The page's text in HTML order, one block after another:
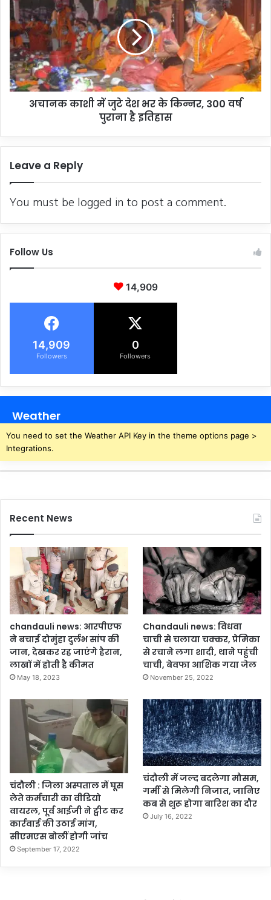
जुटे
देश
भर
के
किन्नर,
300
अचानक काशी में जुटे देश भर के किन्नर, 300 वर्ष
पुराना है इतिहास
Leave a Reply
You must be logged in to post a comment.
Follow Us
14,909
14,909
Followers
0
Followers
Weather
You need to set the Weather API Key in the theme options page >
Integrations.
Recent News
chandauli news: आरपीएफ
ने बचाई दोमुंहा दुर्लभ सांप की
जान, देखकर रह जाएंगे हैरान,
लाखों में होती है कीमत
May 18, 2023
Chandauli news: विधवा
चाची से चलाया चक्कर, प्रेमिका
से रचाने लगा शादी, थाने पहुंची
चाची, बेवफा आशिक गया जेल
November 25, 2022
चंदौली : जिला अस्पताल में घूस
लेते कर्मचारी का वीडियो
वायरल, पूर्व आईजी ने ट्वीट कर
कार्रवाई की उठाई मांग,
सीएमएस बोलीं होगी जांच
September 17, 2022
चंदौली में जल्द बदलेगा मौसम,
गर्मी से मिलेगी निजात, जानिए
कब से शुरू होगा बारिश का दौर
July 16, 2022